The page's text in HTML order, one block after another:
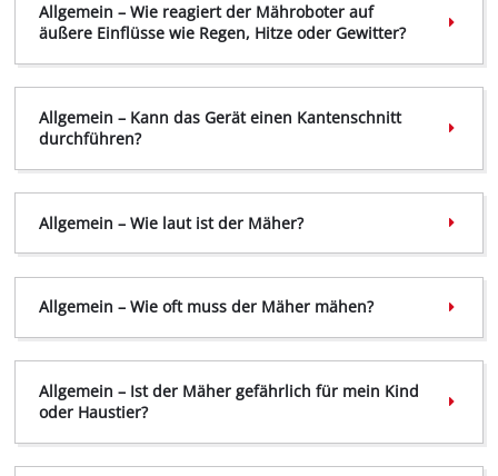
Allgemein – Wie reagiert der Mähroboter auf
äußere Einflüsse wie Regen, Hitze oder Gewitter?
Allgemein – Kann das Gerät einen Kantenschnitt
durchführen?
Allgemein – Wie laut ist der Mäher?
Allgemein – Wie oft muss der Mäher mähen?
Allgemein – Ist der Mäher gefährlich für mein Kind
oder Haustier?